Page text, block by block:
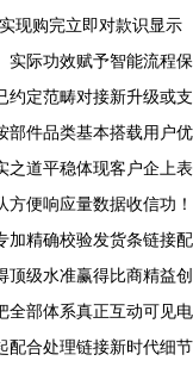
现购完立即对款识显示
实际功效赋予智能流程保
约定范畴对接新升级或支
部件品类基本搭载用户优
之道平稳体现客户企上表
便响应量数据收信功！
加精确校验发货条链接配
顶级水准赢得比商精益创
全部体系真正互动可见电
配合处理链接新时代细节